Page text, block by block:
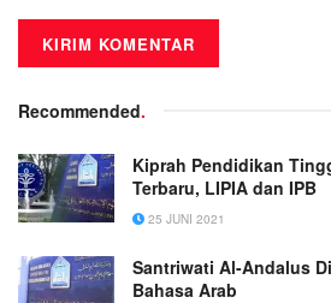
Recommended.
Kiprah Pendidikan
Terbaru, LIPIA dan IPB
25 JUNI 2021
Santriwati Al-Andalus
Bahasa Arab